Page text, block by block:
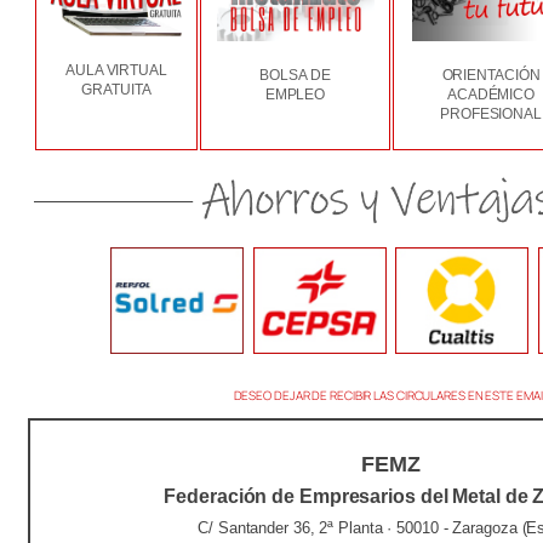
AULA VIRTUAL
GRATUITA
BOLSA DE
EMPLEO
ORIENTACIÓN
ACADÉMICO
PROFESIONAL
DESEO DEJAR DE RECIBIR LAS CIRCULARES EN ESTE
FEMZ
Federación de Empresarios del Metal de
C/ Santander 36, 2ª Planta · 50010 - Zaragoza